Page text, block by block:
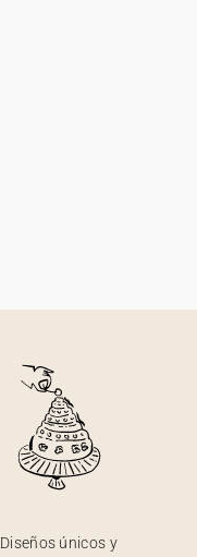
Diseños únicos y